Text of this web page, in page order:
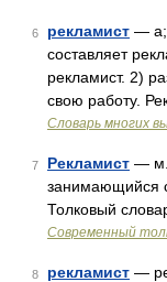
6 рекламист — а;
составляет
рекламист. 2)
свою работу.
Словарь многих
7 Рекламист — м.
занимающийся
Толковый
Современный
8 рекламист —